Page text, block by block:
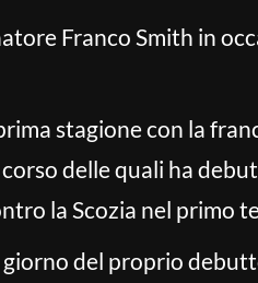
Franco Smith in
stagione con la
delle quali ha
la Scozia nel primo
del proprio